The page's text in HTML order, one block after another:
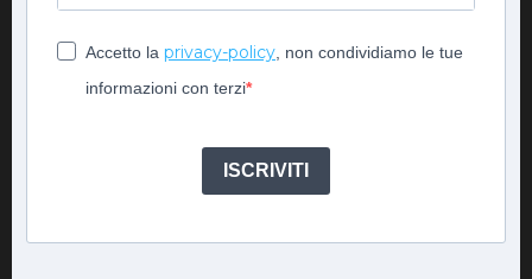
Accetto la privacy-policy , non condividiamo le tue
informazioni con terzi
ISCRIVITI